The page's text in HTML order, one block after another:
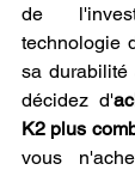
de
technologie
sa durabilité
décidez d'
K2 plus
vous